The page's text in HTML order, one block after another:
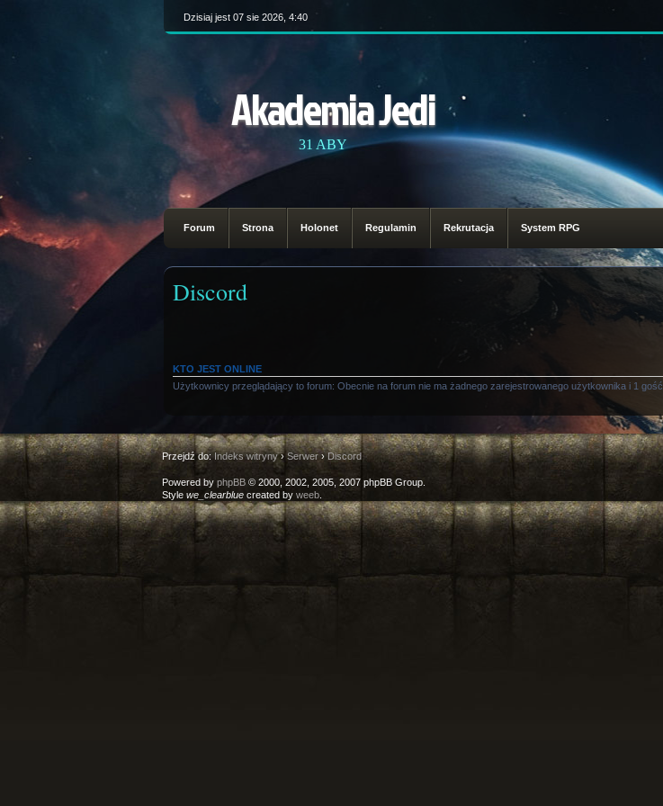
Dzisiaj jest 07 sie 2026, 4:40
Akademia Jedi
31 ABY
Forum Strona Holonet Regulamin Rekrutacja System RPG
Discord
KTO JEST ONLINE
Użytkownicy przeglądający to forum: Obecnie na forum nie ma żadnego zarejestrowanego użytkownika i 1 gość
Przejdź do:Indeks witryny› Serwer›Discord
Powered by phpBB© 2000, 2002, 2005, 2007 phpBB Group.
Style we_clearbluecreated by weeb.